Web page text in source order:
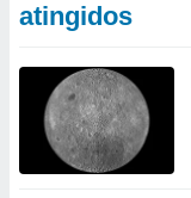
atingidos